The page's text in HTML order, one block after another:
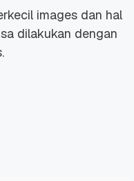
images dan hal
dilakukan dengan